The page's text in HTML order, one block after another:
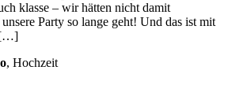
klasse – wir hätten nicht damit
unsere Party so lange geht! Und das ist mit
[…]
,Hochzeit